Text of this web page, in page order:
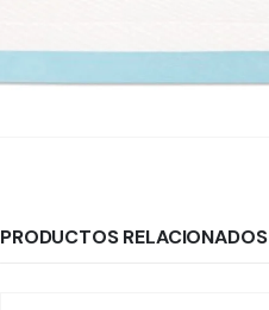
PRODUCTOS RELACIONADOS